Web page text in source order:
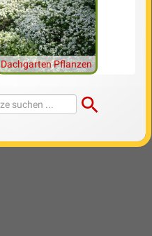
Dachgarten Pflanzen